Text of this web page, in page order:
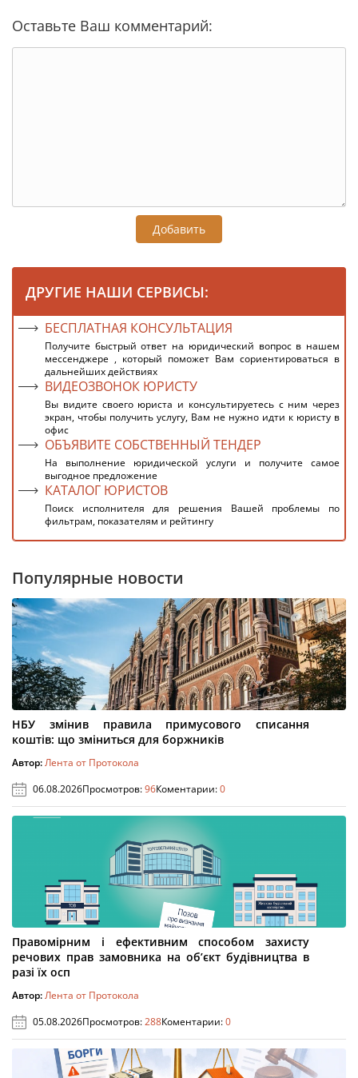
Оставьте Ваш комментарий:
Добавить
ДРУГИЕ НАШИ СЕРВИСЫ:
БЕСПЛАТНАЯ КОНСУЛЬТАЦИЯ
Получите быстрый ответ на юридический вопрос в нашем
мессенджере , который поможет Вам сориентироваться в
дальнейших действиях
ВИДЕОЗВОНОК ЮРИСТУ
Вы видите своего юриста и консультируетесь с ним через
экран, чтобы получить услугу, Вам не нужно идти к юристу в
офис
ОБЪЯВИТЕ СОБСТВЕННЫЙ ТЕНДЕР
На выполнение юридической услуги и получите самое
выгодное предложение
КАТАЛОГ ЮРИСТОВ
Поиск исполнителя для решения Вашей проблемы по
фильтрам, показателям и рейтингу
Популярные новости
НБУ змінив правила примусового списання
коштів: що зміниться для боржників
Автор:Лента от Протокола
06.08.2026Просмотров:96Коментарии:0
Правомірним і ефективним способом захисту
речових прав замовника на об’єкт будівництва в
разі їх осп
Автор:Лента от Протокола
05.08.2026Просмотров:288Коментарии:0